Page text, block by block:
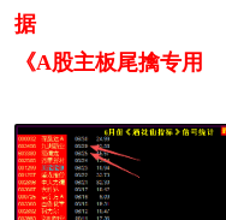
据
《A股主板尾擒专用